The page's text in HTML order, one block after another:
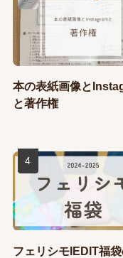
本の表紙画像と
と著作権
フェリシモIEDIT福